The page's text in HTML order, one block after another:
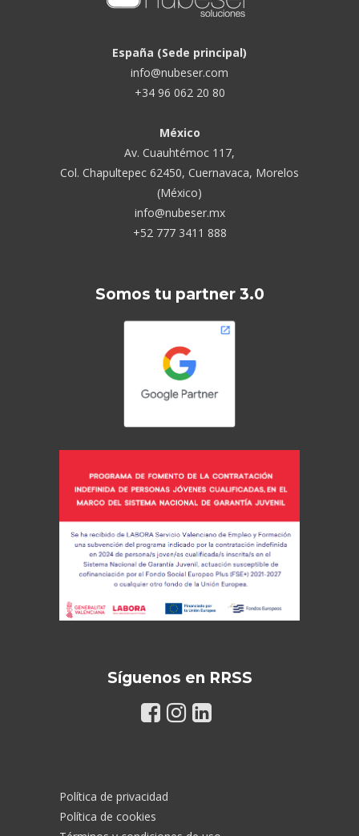
España (Sede principal)
info@nubeser.com
+34 96 062 20 80
México
Av. Cuauhtémoc 117,
Col. Chapultepec 62450, Cuernavaca, Morelos
(México)
info@nubeser.mx
+52 777 3411 888
Somos tu partner 3.0
Síguenos en RRSS
Política de privacidad
Política de cookies